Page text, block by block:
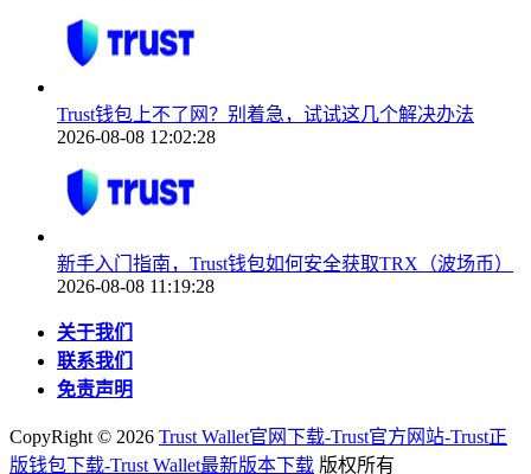
Trust钱包上不了网？别着急，试试这几个解决办法
2026-08-08 12:02:28
新手入门指南，Trust钱包如何安全获取TRX（波场币）
2026-08-08 11:19:28
关于我们
联系我们
免责声明
CopyRight © 2026 Trust Wallet官网下载-Trust官方网站-Trust正
版钱包下载-Trust Wallet最新版本下载 版权所有